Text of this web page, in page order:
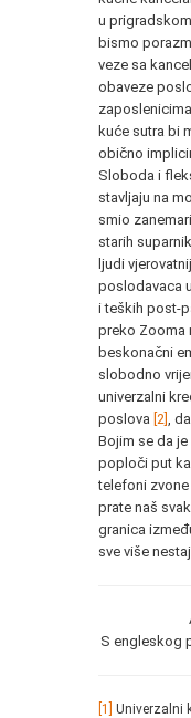
u
bismo
veze sa
obaveze
kuće sutra bi
obično
Sloboda i
stavljaju na
smio
starih
ljudi
poslodavaca
i teških post-
preko Zooma
beskonačni
slobodno
univerzalni
poslova [2]
,
Bojim se da
poploči put
telefoni
prate naš
granica
sve više
S engleskog
[1] Univerzalni